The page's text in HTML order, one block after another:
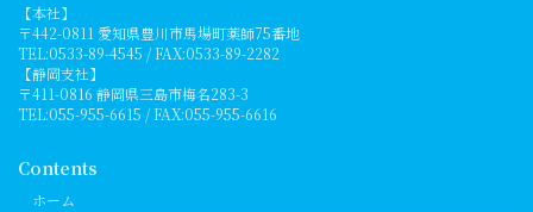
【本社】
〒442-0811 愛知県豊川市馬場町薬師75番地
TEL:0533-89-4545 / FAX:0533-89-2282
【静岡支社】
〒411-0816 静岡県三島市梅名283-3
TEL:055-955-6615 / FAX:055-955-6616
Contents
ホーム